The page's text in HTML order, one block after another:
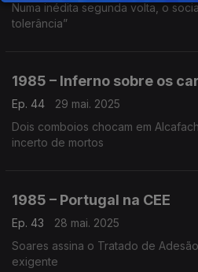
Numa inédita segunda volta, o
tolerância”
1985 – Inferno sobre os
Ep. 44
29 mai. 2025
Dois comboios chocam em
incerto de mortos
1985 – Portugal na CEE
Ep. 43
28 mai. 2025
Soares assina o Tratado de
exigente